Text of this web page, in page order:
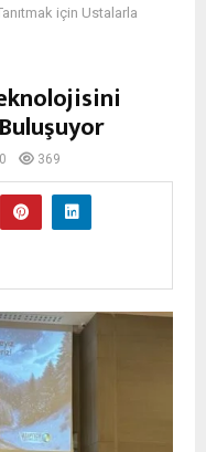
için Ustalarla
0 369